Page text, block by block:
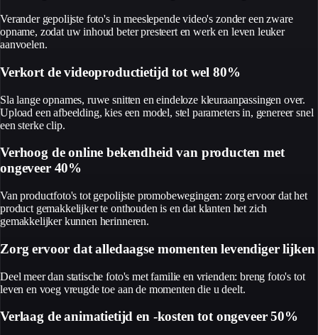
Verander gepolijste foto's in meeslepende video's zonder een zware
opname, zodat uw inhoud beter presteert en werk en leven leuker
aanvoelen.
Verkort de videoproductietijd tot wel 80%
Sla lange opnames, ruwe snitten en eindeloze kleuraanpassingen over.
Upload een afbeelding, kies een model, stel parameters in, genereer snel
een sterke clip.
Verhoog de online bekendheid van producten met
ongeveer 40%
Van productfoto's tot gepolijste promobewegingen: zorg ervoor dat het
product gemakkelijker te onthouden is en dat klanten het zich
gemakkelijker kunnen herinneren.
Zorg ervoor dat alledaagse momenten levendiger lijken
Deel meer dan statische foto's met familie en vrienden: breng foto's tot
leven en voeg vreugde toe aan de momenten die u deelt.
Verlaag de animatietijd en -kosten tot ongeveer 50%